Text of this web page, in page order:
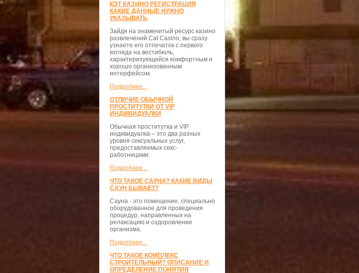
КЭТ КАЗИНО РЕГИСТРАЦИЯ
КАКИЕ ДАННЫЕ НУЖНО
УКАЗЫВАТЬ
Зайдя на знаменитый ресурс казино
развлечений Cat Casino, вы сразу
узнаете его отпечаток с первого
взгляда на вестибюль,
характеризующийся комфортным и
хорошо организованным
интерфейсом.
Подробнее...
ОТЛИЧИЕ ОБЫЧНОЙ
ПРОСТИТУТКИ ОТ VIP
ИНДИВИДУАЛКИ
Обычная проститутка и VIP
индивидуалка – это два разных
уровня сексуальных услуг,
предоставляемых секс-
работницами.
Подробнее...
ЧТО ТАКОЕ САУНА? КАКИЕ ВИДЫ
САУН БЫВАЕТ?
Сауна - это помещение, специально
оборудованное для проведения
процедур, направленных на
релаксацию и оздоровление
организма.
Подробнее...
ЧТО ТАКОЕ КОМПЛЕКС
СТРОИТЕЛЬНЫЙ? ОПИСАНИЕ И
ОПРЕДЕЛЕНИЕ ПОНЯТИЯ